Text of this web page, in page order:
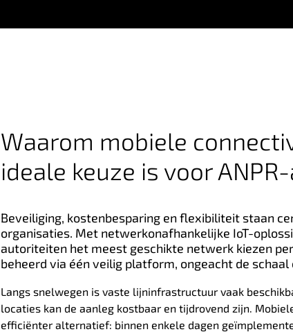
Waarom mobiele
ideale keuze is voor
Beveiliging, kostenbesparing en flexibiliteit staan
organisaties. Met netwerkonafhankelijke IoT-
autoriteiten het meest geschikte netwerk kiezen
beheerd via één veilig platform, ongeacht de schaal
Langs snelwegen is vaste lijninfrastructuur vaak
locaties kan de aanleg kostbaar en tijdrovend zijn.
efficiënter alternatief: binnen enkele dagen